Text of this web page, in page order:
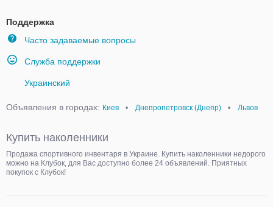
Поддержка
Часто задаваемые вопросы
Служба поддержки
Украинский
Объявления в городах: Киев • Днепропетровск (Днепр) • Львов
Купить наколенники
Продажа спортивного инвентаря в Украине. Купить наколенники недорого
можно на Клубок, для Вас доступно более 24 объявлений. Приятных
покупок с Клубок!